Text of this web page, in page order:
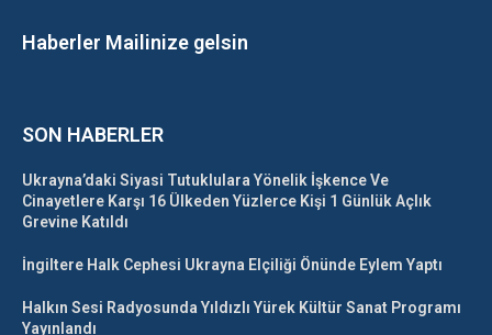
Haberler Mailinize gelsin
SON HABERLER
Ukrayna’daki Siyasi Tutuklulara Yönelik İşkence Ve
Cinayetlere Karşı 16 Ülkeden Yüzlerce Kişi 1 Günlük Açlık
Grevine Katıldı
İngiltere Halk Cephesi Ukrayna Elçiliği Önünde Eylem Yaptı
Halkın Sesi Radyosunda Yıldızlı Yürek Kültür Sanat Programı
Yayınlandı